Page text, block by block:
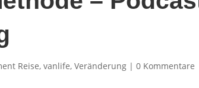
Reise, vanlife, Veränderung| 0 Kommentare